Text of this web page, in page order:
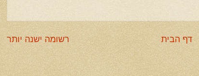
רשומה ישנה יותר דף הבית